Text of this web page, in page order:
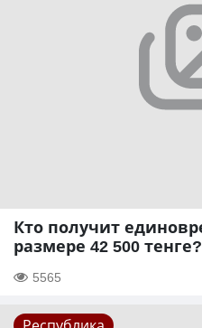
Кто получит
размере 42 500 тенге?
5565